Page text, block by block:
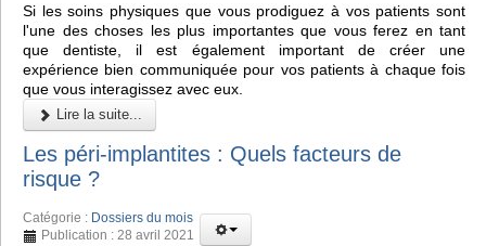
Si les soins physiques que vous prodiguez à vos patients sont
l'une des choses les plus importantes que vous ferez en tant
que dentiste, il est également important de créer une
expérience bien communiquée pour vos patients à chaque fois
que vous interagissez avec eux.
Lire la suite...
Les péri-implantites : Quels facteurs de
risque ?
Catégorie : Dossiers du mois
Publication : 28 avril 2021